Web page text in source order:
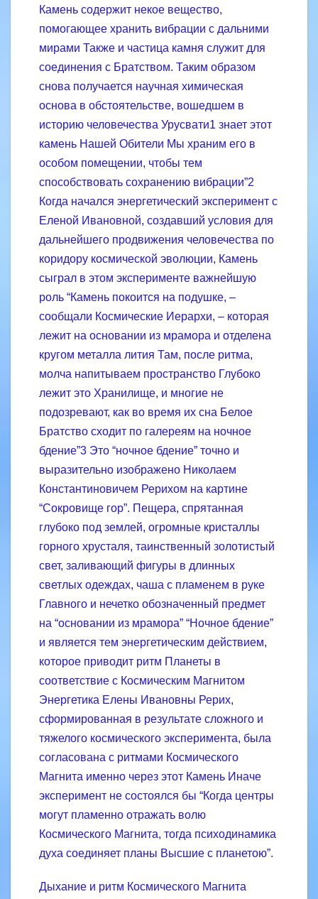
Камень содержит некое вещество,
помогающее хранить вибрации с дальними
мирами Также и частица камня служит для
соединения с Братством. Таким образом
снова получается научная химическая
основа в обстоятельстве, вошедшем в
историю человечества Урусвати1 знает этот
камень Нашей Обители Мы храним его в
особом помещении, чтобы тем
способствовать сохранению вибрации”2
Когда начался энергетический эксперимент с
Еленой Ивановной, создавший условия для
дальнейшего продвижения человечества по
коридору космической эволюции, Камень
сыграл в этом эксперименте важнейшую
роль “Камень покоится на подушке, –
сообщали Космические Иерархи, – которая
лежит на основании из мрамора и отделена
кругом металла лития Там, после ритма,
молча напитываем пространство Глубоко
лежит это Хранилище, и многие не
подозревают, как во время их сна Белое
Братство сходит по галереям на ночное
бдение”3 Это “ночное бдение” точно и
выразительно изображено Николаем
Константиновичем Рерихом на картине
“Сокровище гор”. Пещера, спрятанная
глубоко под землей, огромные кристаллы
горного хрусталя, таинственный золотистый
свет, заливающий фигуры в длинных
светлых одеждах, чаша с пламенем в руке
Главного и нечетко обозначенный предмет
на “основании из мрамора” “Ночное бдение”
и является тем энергетическим действием,
которое приводит ритм Планеты в
соответствие с Космическим Магнитом
Энергетика Елены Ивановны Рерих,
сформированная в результате сложного и
тяжелого космического эксперимента, была
согласована с ритмами Космического
Магнита именно через этот Камень Иначе
эксперимент не состоялся бы “Когда центры
могут пламенно отражать волю
Космического Магнита, тогда психодинамика
духа соединяет планы Высшие с планетою”.
Дыхание и ритм Космического Магнита